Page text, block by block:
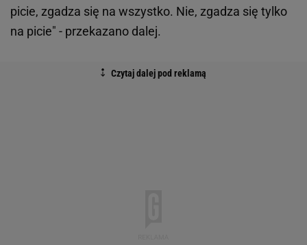
picie, zgadza się na wszystko. Nie, zgadza się tylko
na picie" - przekazano dalej.